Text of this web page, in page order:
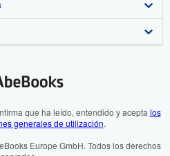
que ha leído, entendido y acepta los
generales de utilización.
Europe GmbH. Todos los derechos